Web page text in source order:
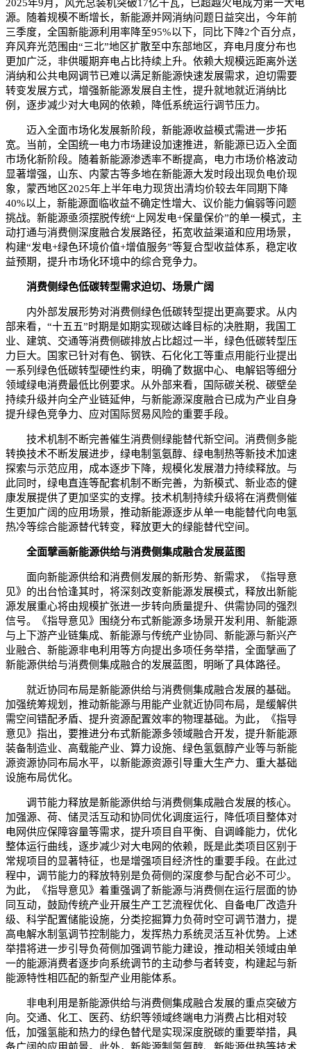
2025年9月，风光总装机突破17亿千瓦，已超越火电成为第一大电
源。随着规模不断增长，新能源并网消纳问题日益突出，今年前
三季度，全国新能源利用率降至95%以下，同比下降2个百分点，
弃风弃光范围由“三北”地区扩散至中东部地区，弃电月度分布也
更加广泛，非供暖期弃电占比持续上升。依赖大规模远距离外送
消纳和公共电网调节已难以满足新能源快速发展需求，迫切需要
转变发展方式，增强新能源发展自主性，提升就地就近消纳比
例，逐步减少对大电网的依赖，降低系统运行调节压力。
迈入全面市场化发展新阶段，新能源收益模式需进一步拓
宽。当前，全国统一电力市场建设加速推进，新能源已迈入全面
市场化新阶段。随着新能源渗透率不断提高，电力市场价格波动
显著增强，山东、内蒙古等多地在新能源大发时段出现负电价现
象，蒙西地区2025年上半年电力现货出清均价较去年同期下降
40%以上，新能源面临收益不确定性增大、议价能力偏弱等问题
挑战。新能源亟须摆脱传统“上网发电+保量保价”的单一模式，主
动打通与消费侧深度融合发展路径，拓宽收益渠道和应用场景，
构建“发电+绿色环境价值+增值服务”等复合型收益体系，稳定收
益预期，提升市场化环境中的综合竞争力。
消费侧绿色低碳转型需求迫切、场景广阔
内外部发展形势对消费侧绿色低碳转型提出更高要求。从内
部来看，“十五五”时期是如期实现碳达峰目标的决胜期，我国工
业、建筑、交通等消费侧碳排放占比超过一半，绿色低碳转型压
力巨大。国家已针对有色、钢铁、石化化工等重点用能行业提出
一系列绿色低碳转型硬性约束，明确了数据中心、电解铝等细分
领域绿电消费最低比例要求。从外部来看，国际碳关税、碳壁垒
持续升级并向全产业链延伸，与新能源深度融合已成为产业自身
提升绿色竞争力、应对国际贸易风险的重要手段。
技术机制不断完善催生消费侧绿能替代新空间。消费侧多能
转换技术不断发展进步，绿电制氢氨醇、绿电制热等新技术加速
探索与示范应用，成本逐步下降，规模化发展潜力持续释放。与
此同时，绿电直连等配套机制不断完善，为新模式、新业态的健
康发展提供了更加坚实的支撑。技术机制持续升级将在消费侧催
生更加广阔的应用场景，推动新能源逐步从单一电能替代向电氢
热冷等综合能源替代转变，释放更大的绿能替代空间。
全面擘画新能源供给与消费侧集成融合发展蓝图
面向新能源供给和消费侧发展的新形势、新需求，《指导意
见》的出台恰逢其时，将深刻改变新能源发展模式，释放出新能
源发展重心将由规模扩张进一步转向质量提升、供需协同的强烈
信号。《指导意见》围绕分布式新能源多场景开发利用、新能源
与上下游产业链集成、新能源与传统产业协同、新能源与新兴产
业融合、新能源非电利用等方向提出多项任务举措，全面擘画了
新能源供给与消费侧集成融合的发展蓝图，明晰了具体路径。
就近协同布局是新能源供给与消费侧集成融合发展的基础。
加强统筹规划，推动新能源与用能产业就近协同布局，是缓解供
需空间错配矛盾、提升资源配置效率的物理基础。为此，《指导
意见》指出，要推进分布式新能源多领域融合开发，提升新能源
装备制造业、高载能产业、算力设施、绿色氢氨醇产业等与新能
源资源协同布局水平，以新能源资源引导重大生产力、重大基础
设施布局优化。
调节能力释放是新能源供给与消费侧集成融合发展的核心。
加强源、荷、储灵活互动和协同优化调度运行，降低项目整体对
电网供应保障容量等需求，提升项目自平衡、自调峰能力，优化
整体运行曲线，逐步减少对大电网的依赖，既是此类项目区别于
常规项目的显著特征，也是增强项目经济性的重要手段。在此过
程中，调节能力的释放特别是负荷侧的深度参与配合必不可少。
为此，《指导意见》着重强调了新能源与消费侧在运行层面的协
同互动，鼓励传统产业开展生产工艺流程优化、自备电厂改造升
级、科学配置储能设施，分类挖掘算力负荷时空可调节潜力，提
高电解水制氢调节控制能力，发挥热力系统灵活互补优势。上述
举措将进一步引导负荷侧加强调节能力建设，推动相关领域由单
一的能源消费者逐步向系统调节的主动参与者转变，构建起与新
能源特性相匹配的新型产业用能体系。
非电利用是新能源供给与消费侧集成融合发展的重点突破方
向。交通、化工、医药、纺织等领域终端电力消费占比相对较
低，加强氢能和热力的绿色替代是实现深度脱碳的重要举措，具